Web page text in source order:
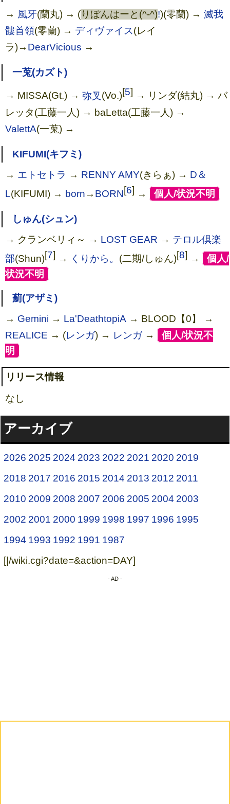
→ 風牙(蘭丸) → (りぼんはーと(^-^)!)(零蘭) →滅我
髏首領(零蘭) → ディヴァイス(レイ
ラ)→ DearVicious →
一莵(カズト)
→ MISSA(Gt.) →弥叉 (Vo.)[5] → リンダ(結丸) → バ
レッタ(工藤一人) → baLetta(工藤一人) →
ValettA(一莵) →
KIFUMI(キフミ)
→ エトセトラ → RENNY AMY(きらぁ) → D＆
L(KIFUMI) → born→ BORN[6] → [個人/状況不明
しゅん(シュン)
→ クランベリィ～ → LOST GEAR → テロル倶楽
部(Shun)[7] → くりから。 (二期/しゅん)[8] → [個人/
状況不明
薊(アザミ)
→ Gemini → La'DeathtopiA → BLOOD【0】 →
REALICE → (レンガ) → レンガ→ [個人/状況不
明
リリース情報
なし
アーカイブ
2026 2025 2024 2023 2022 2021 2020 2019
2018 2017 2016 2015 2014 2013 2012 2011
2010 2009 2008 2007 2006 2005 2004 2003
2002 2001 2000 1999 1998 1997 1996 1995
1994 1993 1992 1991 1987
[|/wiki.cgi?date=&action=DAY]
- AD -